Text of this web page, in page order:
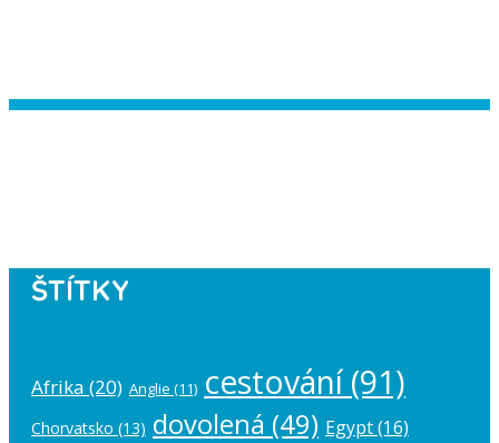
ŠTÍTKY
Afrika (20) Anglie (11) cestování(91)
Chorvatsko (13) dovolená (49) Egypt(16)